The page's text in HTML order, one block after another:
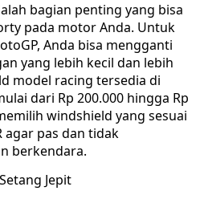
bagian penting yang bisa
pada motor Anda. Untuk
Anda bisa mengganti
yang lebih kecil dan lebih
model racing tersedia di
dari Rp 200.000 hingga Rp
windshield yang sesuai
agar pas dan tidak
berkendara.
Jepit